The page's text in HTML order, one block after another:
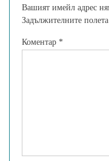
Вашият имейл адрес
Задължителните
Коментар *